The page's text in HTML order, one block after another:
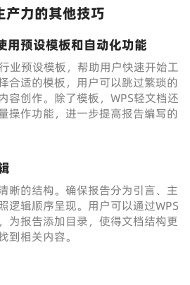
产力的其他技巧
用预设模板和自动化功能
业预设模板，帮助用户快速开始工
合适的模板，用户可以跳过繁琐的
容创作。除了模板，WPS轻文档还
操作功能，进一步提高报告编写的
晰的结构。确保报告分为引言、主
逻辑顺序呈现。用户可以通过WPS
为报告添加目录，使得文档结构更
到相关内容。